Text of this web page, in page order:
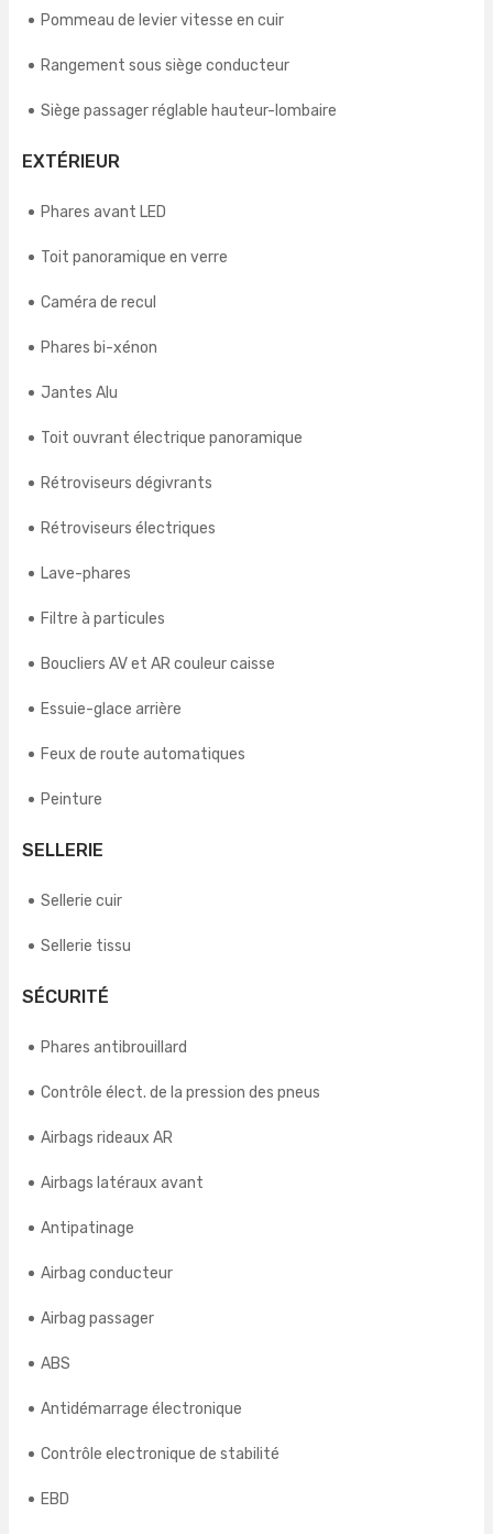
Pommeau de levier vitesse en cuir
Rangement sous siège conducteur
Siège passager réglable hauteur-lombaire
EXTÉRIEUR
Phares avant LED
Toit panoramique en verre
Caméra de recul
Phares bi-xénon
Jantes Alu
Toit ouvrant électrique panoramique
Rétroviseurs dégivrants
Rétroviseurs électriques
Lave-phares
Filtre à particules
Boucliers AV et AR couleur caisse
Essuie-glace arrière
Feux de route automatiques
Peinture
SELLERIE
Sellerie cuir
Sellerie tissu
SÉCURITÉ
Phares antibrouillard
Contrôle élect. de la pression des pneus
Airbags rideaux AR
Airbags latéraux avant
Antipatinage
Airbag conducteur
Airbag passager
ABS
Antidémarrage électronique
Contrôle electronique de stabilité
EBD